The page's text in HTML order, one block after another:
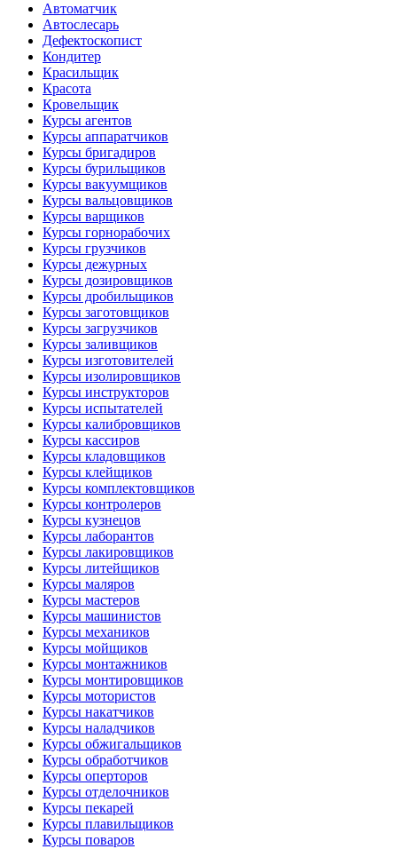
Автоматчик
Автослесарь
Дефектоскопист
Кондитер
Красильщик
Красота
Кровельщик
Курсы агентов
Курсы аппаратчиков
Курсы бригадиров
Курсы бурильщиков
Курсы вакуумщиков
Курсы вальцовщиков
Курсы варщиков
Курсы горнорабочих
Курсы грузчиков
Курсы дежурных
Курсы дозировщиков
Курсы дробильщиков
Курсы заготовщиков
Курсы загрузчиков
Курсы заливщиков
Курсы изготовителей
Курсы изолировщиков
Курсы инструкторов
Курсы испытателей
Курсы калибровщиков
Курсы кассиров
Курсы кладовщиков
Курсы клейщиков
Курсы комплектовщиков
Курсы контролеров
Курсы кузнецов
Курсы лаборантов
Курсы лакировщиков
Курсы литейщиков
Курсы маляров
Курсы мастеров
Курсы машинистов
Курсы механиков
Курсы мойщиков
Курсы монтажников
Курсы монтировщиков
Курсы мотористов
Курсы накатчиков
Курсы наладчиков
Курсы обжигальщиков
Курсы обработчиков
Курсы оперторов
Курсы отделочников
Курсы пекарей
Курсы плавильщиков
Курсы поваров